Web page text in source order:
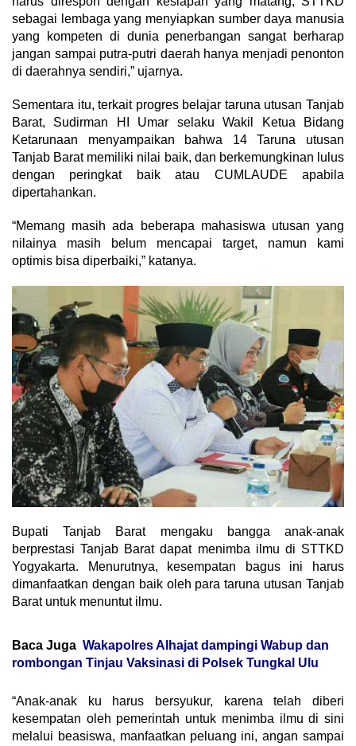
sebagai lembaga yang menyiapkan sumber daya manusia
yang kompeten di dunia penerbangan sangat berharap
jangan sampai putra-putri daerah hanya menjadi penonton
di daerahnya sendiri,” ujarnya.
Sementara itu, terkait progres belajar taruna utusan Tanjab
Barat, Sudirman HI Umar selaku Wakil Ketua Bidang
Ketarunaan menyampaikan bahwa 14 Taruna utusan
Tanjab Barat memiliki nilai baik, dan berkemungkinan lulus
dengan peringkat baik atau CUMLAUDE apabila
dipertahankan.
“Memang masih ada beberapa mahasiswa utusan yang
nilainya masih belum mencapai target, namun kami
optimis bisa diperbaiki,” katanya.
Bupati Tanjab Barat mengaku bangga anak-anak
berprestasi Tanjab Barat dapat menimba ilmu di STTKD
Yogyakarta. Menurutnya, kesempatan bagus ini harus
dimanfaatkan dengan baik oleh para taruna utusan Tanjab
Barat untuk menuntut ilmu.
Baca Juga Wakapolres Alhajat dampingi Wabup dan
rombongan Tinjau Vaksinasi di Polsek Tungkal Ulu
“Anak-anak ku harus bersyukur, karena telah diberi
kesempatan oleh pemerintah untuk menimba ilmu di sini
melalui beasiswa, manfaatkan peluang ini, angan sampai